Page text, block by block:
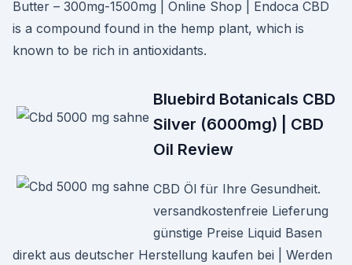
Butter – 300mg-1500mg | Online Shop | Endoca CBD
is a compound found in the hemp plant, which is
known to be rich in antioxidants.
Bluebird Botanicals CBD
Silver (6000mg) | CBD
Oil Review
CBD Öl für Ihre Gesundheit.
versandkostenfreie Lieferung
günstige Preise Liquid Basen
direkt aus deutscher Herstellung kaufen bei | Werden